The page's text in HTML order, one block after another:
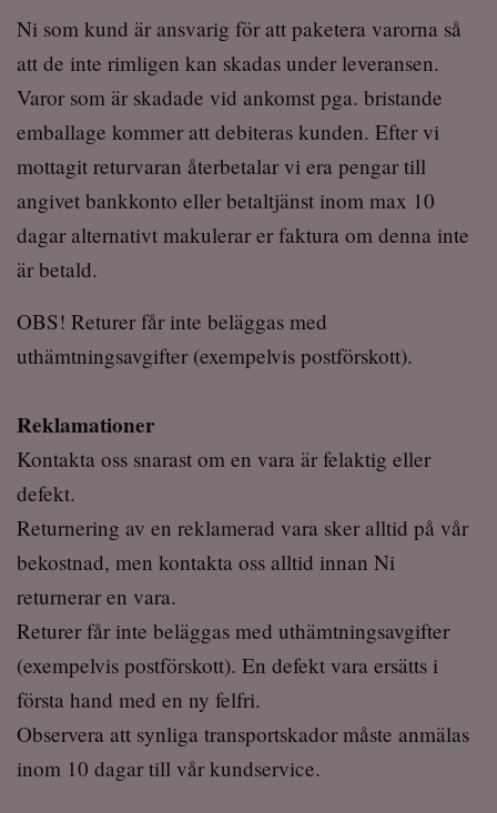
Ni som kund är ansvarig för att paketera varorna så
att de inte rimligen kan skadas under leveransen.
Varor som är skadade vid ankomst pga. bristande
emballage kommer att debiteras kunden. Efter vi
mottagit returvaran återbetalar vi era pengar till
angivet bankkonto eller betaltjänst inom max 10
dagar alternativt makulerar er faktura om denna inte
är betald.
OBS! Returer får inte beläggas med
uthämtningsavgifter (exempelvis postförskott).
Reklamationer
Kontakta oss snarast om en vara är felaktig eller
defekt.
Returnering av en reklamerad vara sker alltid på vår
bekostnad, men kontakta oss alltid innan Ni
returnerar en vara.
Returer får inte beläggas med uthämtningsavgifter
(exempelvis postförskott). En defekt vara ersätts i
första hand med en ny felfri.
Observera att synliga transportskador måste anmälas
inom 10 dagar till vår kundservice.